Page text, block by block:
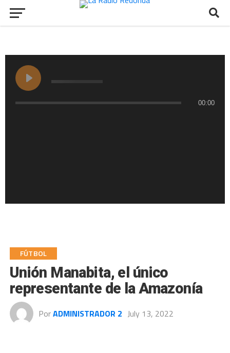
00:00
FÚTBOL
Unión Manabita, el único
representante de la Amazonía
PorADMINISTRADOR 2 July 13, 2022